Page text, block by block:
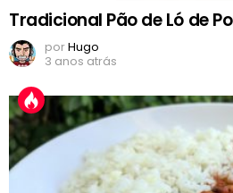
Tradicional Pão de Ló de
porHugo
3 anos atrás